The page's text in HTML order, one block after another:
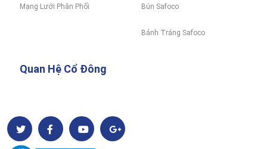
Mạng Lưới Phân Phối Bún Safoco
Bánh Tráng Safoco
Quan Hệ Cổ Đông